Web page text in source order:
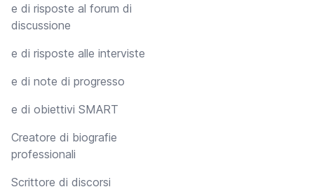
e di risposte al forum di
discussione
e di risposte alle interviste
e di note di progresso
e di obiettivi SMART
Creatore di biografie
professionali
Scrittore di discorsi